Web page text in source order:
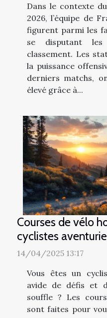
Dans le contexte
2026, l’équipe de
figurent parmi les
se disputant
classement. Les
la puissance
derniers matchs,
élevé grâce à...
Courses de vélo
cyclistes
14/04/2025 13:17
Vous êtes un
avide de défis et
souffle ? Les
sont faites pour